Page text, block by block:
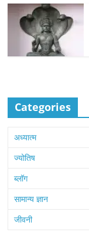
Categories
अध्यात्म
ज्योतिष
ब्लॉग
सामान्य ज्ञान
जीवनी